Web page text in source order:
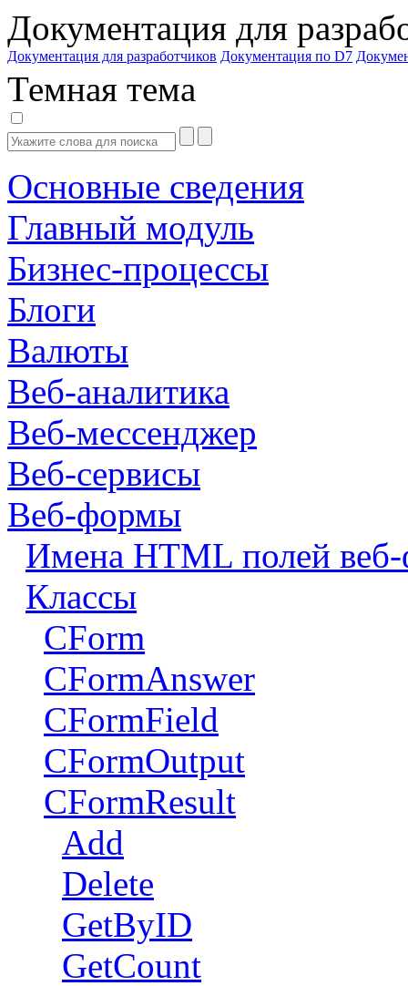
Документация для
Документация для разработчиков Документация по D7
Темная тема
Основные сведения
Главный модуль
Бизнес-процессы
Блоги
Валюты
Веб-аналитика
Веб-мессенджер
Веб-сервисы
Веб-формы
Имена HTML полей
Классы
CForm
CFormAnswer
CFormField
CFormOutput
CFormResult
Add
Delete
GetByID
GetCount